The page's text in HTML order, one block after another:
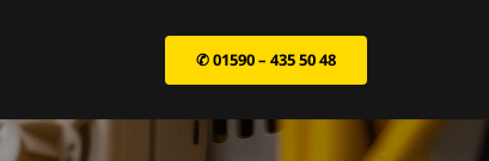
✆ 01590 – 435 50 48